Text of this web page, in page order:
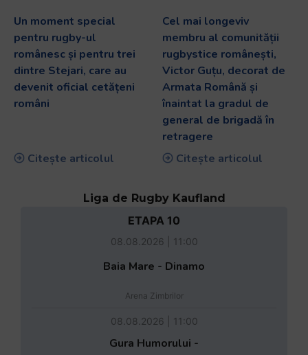
Un moment special
pentru rugby-ul
românesc și pentru trei
dintre Stejari, care au
devenit oficial cetățeni
români
Citește articolul
Cel mai longeviv
membru al comunității
rugbystice românești,
Victor Guțu, decorat de
Armata Română și
înaintat la gradul de
general de brigadă în
retragere
Citește articolul
Liga de Rugby Kaufland
ETAPA 10
08.08.2026 | 11:00
Baia Mare - Dinamo
Arena Zimbrilor
08.08.2026 | 11:00
Gura Humorului -